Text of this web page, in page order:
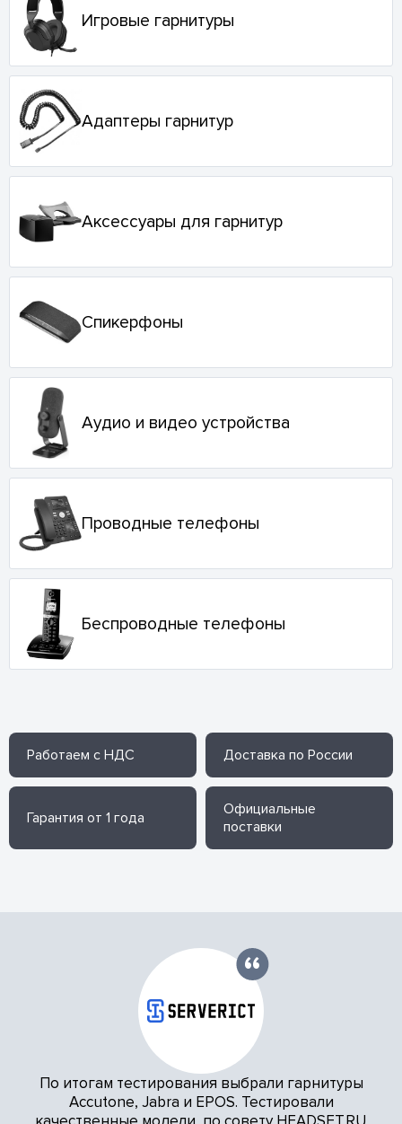
Игровые гарнитуры
Адаптеры гарнитур
Аксессуары для гарнитур
Спикерфоны
Аудио и видео устройства
Проводные телефоны
Беспроводные телефоны
Работаем с НДС Доставка по России
Гарантия от 1 года
Официальные
поставки
По итогам тестирования выбрали гарнитуры
Accutone, Jabra и EPOS. Тестировали